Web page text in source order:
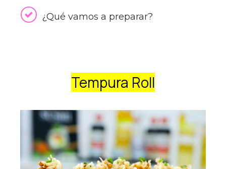
¿Qué vamos a preparar?
Tempura Roll